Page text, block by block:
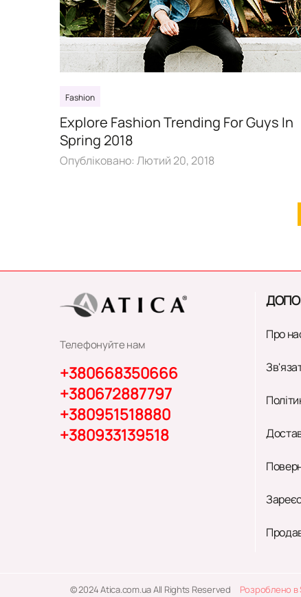
Fashion
Explore Fashion Trending For Guys In
Spring 2018
Опубліковано: Лютий 20, 2018
Телефонуйте нам
+380668350666
+380672887797
+380951518880
+380933139518
Про
© 2024 Atica.com.ua All Rights Reserved Розроблено в